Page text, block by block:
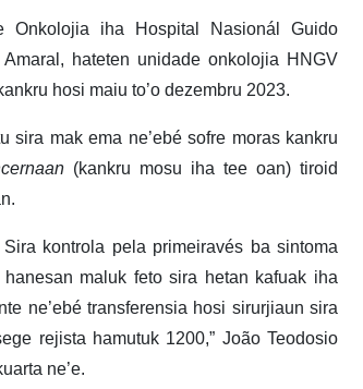
Onkolojia iha Hospital Nasionál Guido
hateten unidade onkolojia HNGV
hosi maiu to’o dezembru 2023.
sira mak ema ne’ebé sofre moras kankru
(kankru mosu iha tee oan) tiroid
kontrola pela primeiravés ba sintoma
maluk feto sira hetan kafuak iha
ne’ebé transferensia hosi sirurjiaun sira
rejista hamutuk 1200,” João Teodosio
ne’e.